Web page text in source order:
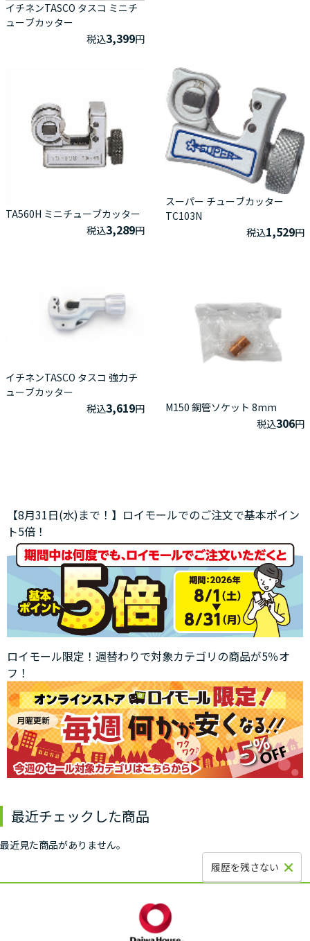
イチネンTASCO タスコ ミニチ
ューブカッター
税込3,399円
TA560H ミニチューブカッター
税込3,289円
スーパー チューブカッター
TC103N
税込1,529円
イチネンTASCO タスコ 強力チ
ューブカッター
税込3,619円
M150 銅管ソケット 8mm
税込306円
【8月31日(水)まで！】ロイモールでのご注文で基本ポイン
ト5倍！
ロイモール限定！週替わりで対象カテゴリの商品が5％オ
フ！
最近チェックした商品
最近見た商品がありません。
履歴を残さない